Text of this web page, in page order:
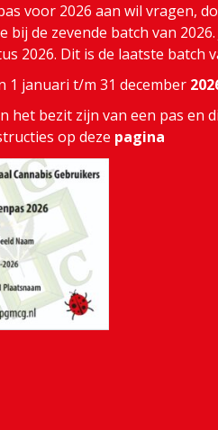
voor 2026 aan wil vragen,
bij de zevende batch van
2026. Dit is de laatste batch
1 januari t/m 31 december
het bezit zijn van een pas en
op deze pagina